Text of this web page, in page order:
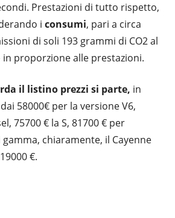
Prestazioni di tutto rispetto,
i consumi, pari a circa
di soli 193 grammi di CO2 al
in proporzione alle prestazioni.
il listino prezzi si parte, in
58000€ per la versione V6,
75700 € la S, 81700 € per
gamma, chiaramente, il Cayenne
€.